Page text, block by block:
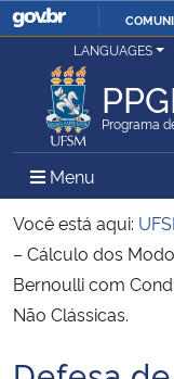
Ministério da Justiça e
Ministério da Defesa
Ministério das Relações
Ministério da Economia
LANGUAGES
Programa
Menu Menu
Você está aqui:
– Cálculo dos
Bernoulli com
Não Clássicas.
Início do conteúdo